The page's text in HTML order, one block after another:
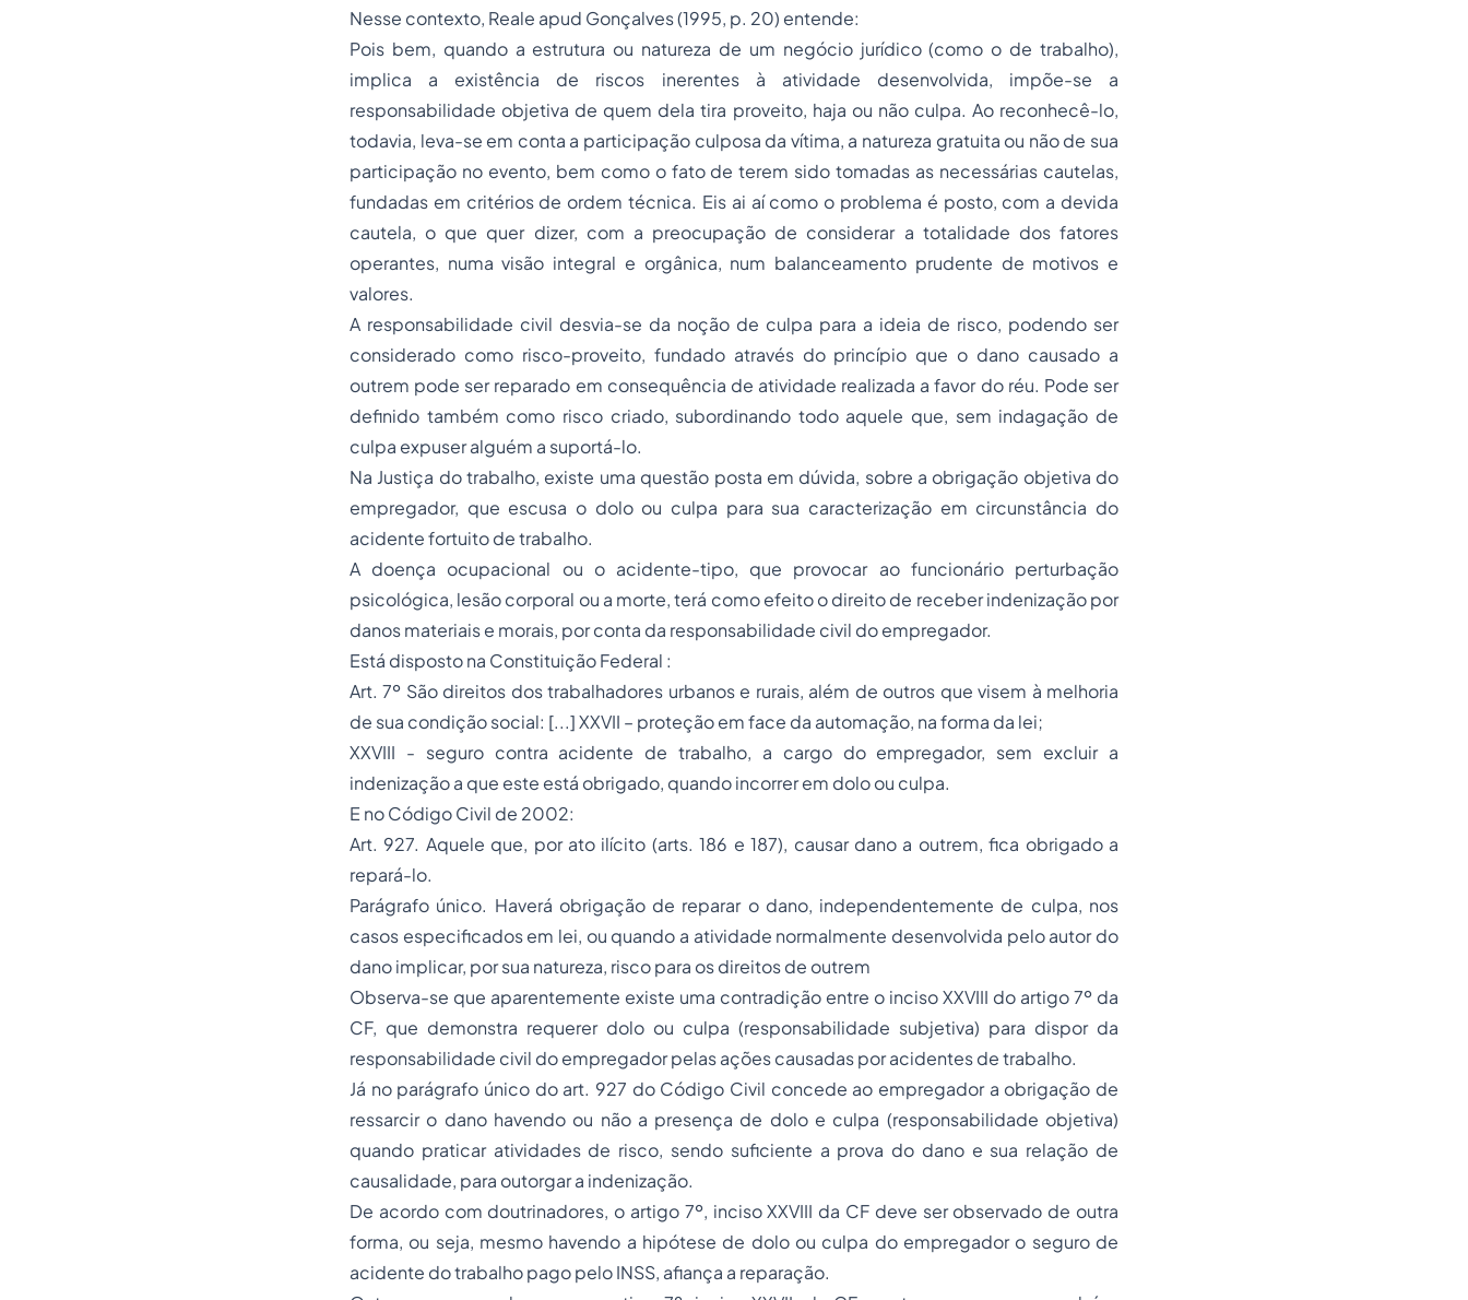
Nesse contexto, Reale apud Gonçalves (1995, p. 20) entende:
Pois bem, quando a estrutura ou natureza de um negócio jurídico (como o de trabalho),
implica a existência de riscos inerentes à atividade desenvolvida, impõe-se a
responsabilidade objetiva de quem dela tira proveito, haja ou não culpa. Ao reconhecê-lo,
todavia, leva-se em conta a participação culposa da vítima, a natureza gratuita ou não de sua
participação no evento, bem como o fato de terem sido tomadas as necessárias cautelas,
fundadas em critérios de ordem técnica. Eis ai aí como o problema é posto, com a devida
cautela, o que quer dizer, com a preocupação de considerar a totalidade dos fatores
operantes, numa visão integral e orgânica, num balanceamento prudente de motivos e
valores.
A responsabilidade civil desvia-se da noção de culpa para a ideia de risco, podendo ser
considerado como risco-proveito, fundado através do princípio que o dano causado a
outrem pode ser reparado em consequência de atividade realizada a favor do réu. Pode ser
definido também como risco criado, subordinando todo aquele que, sem indagação de
culpa expuser alguém a suportá-lo.
Na Justiça do trabalho, existe uma questão posta em dúvida, sobre a obrigação objetiva do
empregador, que escusa o dolo ou culpa para sua caracterização em circunstância do
acidente fortuito de trabalho.
A doença ocupacional ou o acidente-tipo, que provocar ao funcionário perturbação
psicológica, lesão corporal ou a morte, terá como efeito o direito de receber indenização por
danos materiais e morais, por conta da responsabilidade civil do empregador.
Está disposto na Constituição Federal :
Art. 7º São direitos dos trabalhadores urbanos e rurais, além de outros que visem à melhoria
de sua condição social: [...] XXVII – proteção em face da automação, na forma da lei;
XXVIII - seguro contra acidente de trabalho, a cargo do empregador, sem excluir a
indenização a que este está obrigado, quando incorrer em dolo ou culpa.
E no Código Civil de 2002:
Art. 927. Aquele que, por ato ilícito (arts. 186 e 187), causar dano a outrem, fica obrigado a
repará-lo.
Parágrafo único. Haverá obrigação de reparar o dano, independentemente de culpa, nos
casos especificados em lei, ou quando a atividade normalmente desenvolvida pelo autor do
dano implicar, por sua natureza, risco para os direitos de outrem
Observa-se que aparentemente existe uma contradição entre o inciso XXVIII do artigo 7º da
CF, que demonstra requerer dolo ou culpa (responsabilidade subjetiva) para dispor da
responsabilidade civil do empregador pelas ações causadas por acidentes de trabalho.
Já no parágrafo único do art. 927 do Código Civil concede ao empregador a obrigação de
ressarcir o dano havendo ou não a presença de dolo e culpa (responsabilidade objetiva)
quando praticar atividades de risco, sendo suficiente a prova do dano e sua relação de
causalidade, para outorgar a indenização.
De acordo com doutrinadores, o artigo 7º, inciso XXVIII da CF deve ser observado de outra
forma, ou seja, mesmo havendo a hipótese de dolo ou culpa do empregador o seguro de
acidente do trabalho pago pelo INSS, afiança a reparação.